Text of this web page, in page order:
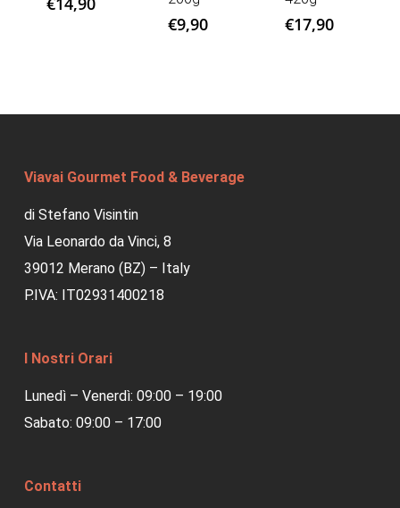
€9,90 €17,90
Viavai Gourmet Food & Beverage
di Stefano Visintin
Via Leonardo da Vinci, 8
39012 Merano (BZ) – Italy
P.IVA: IT02931400218
I Nostri Orari
Lunedì – Venerdì: 09:00 – 19:00
Sabato: 09:00 – 17:00
Contatti